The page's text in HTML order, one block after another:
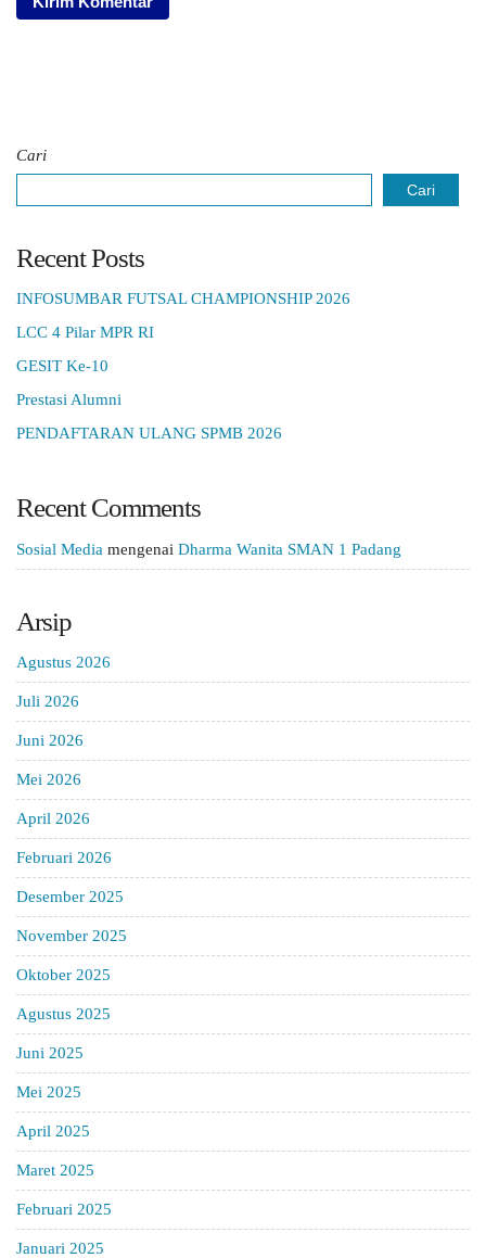
Cari
Cari
Recent Posts
INFOSUMBAR FUTSAL CHAMPIONSHIP 2026
LCC 4 Pilar MPR RI
GESIT Ke-10
Prestasi Alumni
PENDAFTARAN ULANG SPMB 2026
Recent Comments
Sosial Media mengenai Dharma Wanita SMAN 1 Padang
Arsip
Agustus 2026
Juli 2026
Juni 2026
Mei 2026
April 2026
Februari 2026
Desember 2025
November 2025
Oktober 2025
Agustus 2025
Juni 2025
Mei 2025
April 2025
Maret 2025
Februari 2025
Januari 2025